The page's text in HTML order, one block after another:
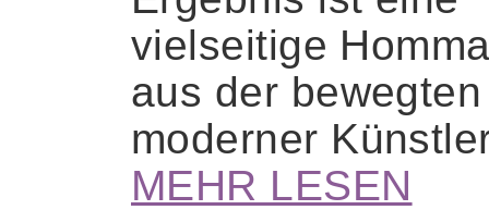
vielseitige
aus der
moderner
MEHR LESEN